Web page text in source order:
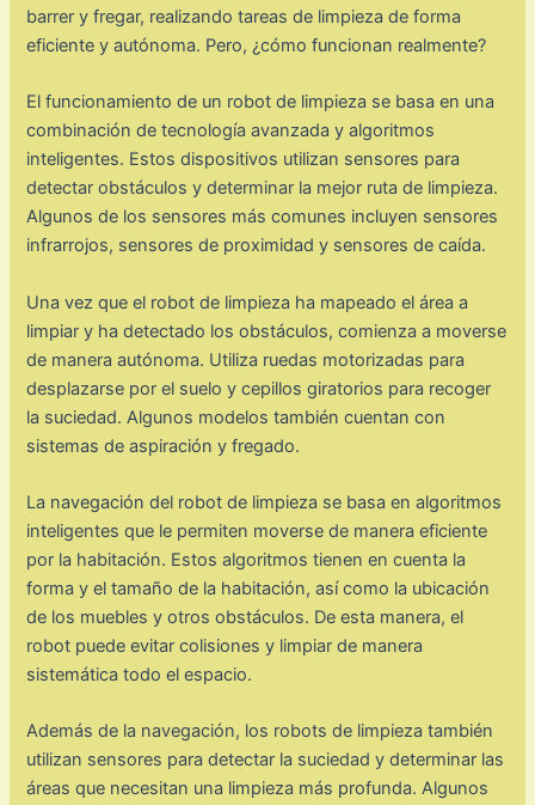
barrer y fregar, realizando tareas de limpieza de forma
eficiente y autónoma. Pero, ¿cómo funcionan realmente?
El funcionamiento de un robot de limpieza se basa en una
combinación de tecnología avanzada y algoritmos
inteligentes. Estos dispositivos utilizan sensores para
detectar obstáculos y determinar la mejor ruta de limpieza.
Algunos de los sensores más comunes incluyen sensores
infrarrojos, sensores de proximidad y sensores de caída.
Una vez que el robot de limpieza ha mapeado el área a
limpiar y ha detectado los obstáculos, comienza a moverse
de manera autónoma. Utiliza ruedas motorizadas para
desplazarse por el suelo y cepillos giratorios para recoger
la suciedad. Algunos modelos también cuentan con
sistemas de aspiración y fregado.
La navegación del robot de limpieza se basa en algoritmos
inteligentes que le permiten moverse de manera eficiente
por la habitación. Estos algoritmos tienen en cuenta la
forma y el tamaño de la habitación, así como la ubicación
de los muebles y otros obstáculos. De esta manera, el
robot puede evitar colisiones y limpiar de manera
sistemática todo el espacio.
Además de la navegación, los robots de limpieza también
utilizan sensores para detectar la suciedad y determinar las
áreas que necesitan una limpieza más profunda. Algunos